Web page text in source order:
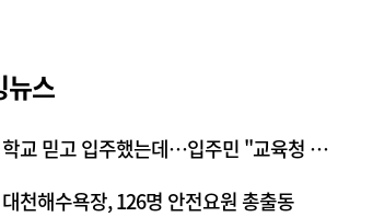
뉴스
학교 믿고 입주했는데…입주민 "교육청 중재 나서라"
대천해수욕장, 126명 안전요원 총출동